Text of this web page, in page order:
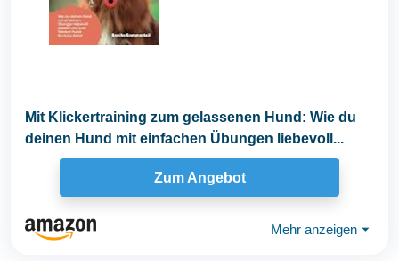
Mit Klickertraining zum gelassenen Hund: Wie du
deinen Hund mit einfachen Übungen liebevoll...
Zum Angebot
Mehr anzeigen ⏷